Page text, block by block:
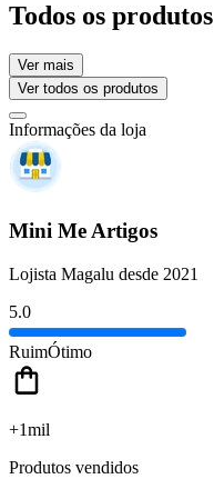
Todos os produtos
Ver mais
Ver todos os produtos
Informações da loja
Mini Me Artigos
Lojista Magalu desde 2021
5.0
RuimÓtimo
+1mil
Produtos vendidos